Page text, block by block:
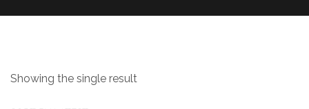
Showing the single result